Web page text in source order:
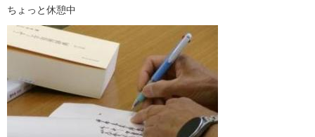
ちょっと休憩中